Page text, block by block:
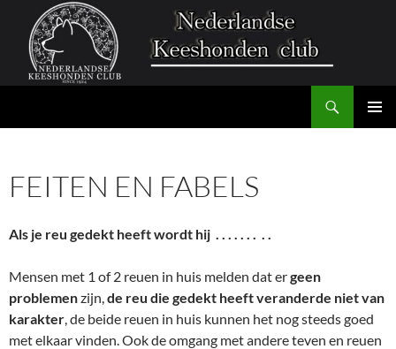
INHOUD
FEITEN EN FABELS
Als je reu gedekt heeft wordt hij . . . . . . . . .
Mensen met 1 of 2 reuen in huis melden dat ergeen
problemenzijn,de reu die gedekt heeft veranderde niet van
karakter, de beide reuen in huis kunnen het nog steeds goed
met elkaar vinden. Ook de omgang met andere teven en reuen